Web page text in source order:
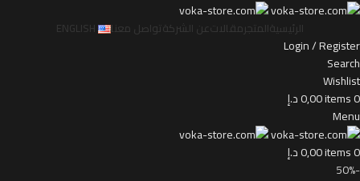
الرئيسيةالمتجرمقالاتعن الشركةتواصل معنا ENGLISH
Login / Register
Search
Wishlist
0
items
0,00د.إ
Menu
0
items
0,00د.إ
-50%